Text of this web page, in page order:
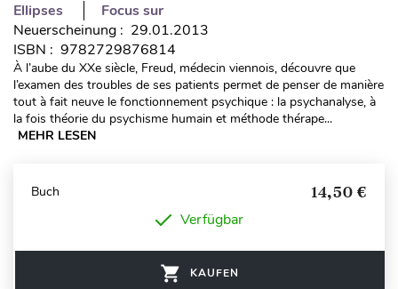
Ellipses
Focus sur
Neuerscheinung : 29.01.2013
ISBN : 9782729876814
À l’aube du XXe siècle, Freud, médecin viennois, découvre que
l’examen des troubles de ses patients permet de penser de manière
tout à fait neuve le fonctionnement psychique : la psychanalyse, à
la fois théorie du psychisme humain et méthode thérape...
MEHR LESEN
Buch 14,50 €
Verfügbar
KAUFEN